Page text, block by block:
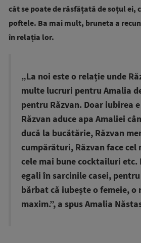
cât se poate de răsfățată de soțul ei,
poftele. Ba mai mult, bruneta a
în relația lor.
„La noi este o relație unde
multe lucruri pentru Amalia
pentru Răzvan. Doar iubirea
Răzvan aduce apa Amaliei
ducă la bucătărie, Răzvan
cumpărături, Răzvan face cel
cele mai bune cocktailuri etc.
egali în sarcinile casei,
bărbat că iubește o femeie, o
maxim.”, a spus Amalia